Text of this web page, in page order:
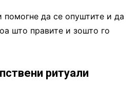
помогне да се опуштите и да
што правите и зошто го
ритуали